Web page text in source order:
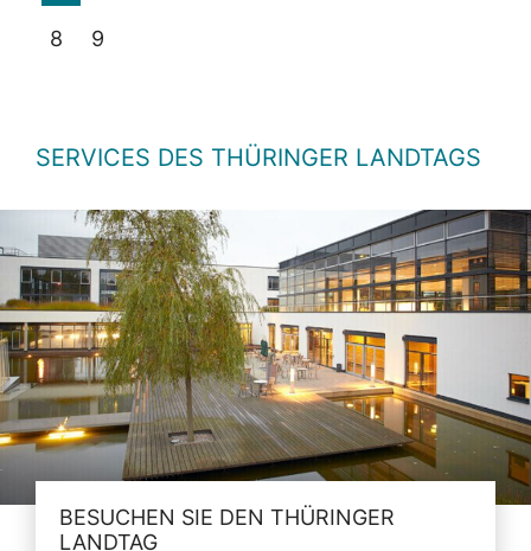
8 9
SERVICES DES THÜRINGER LANDTAGS
BESUCHEN SIE DEN THÜRINGER
LANDTAG